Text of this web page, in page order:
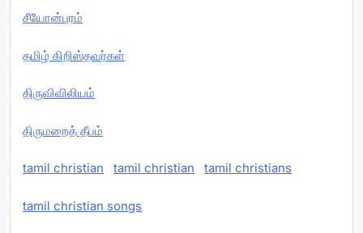
சீயோன்புரம்
தமிழ் கிறிஸ்தவர்கள்
திருவிவிலியம்
திருமறைத் தீபம்
tamil christian tamil christian tamil christians
tamil christian songs